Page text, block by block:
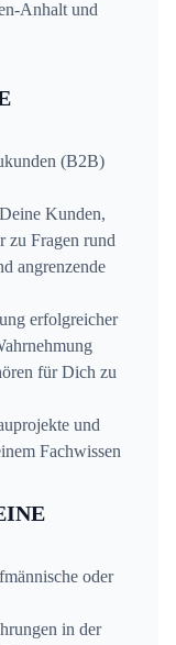
Anhalt und
(B2B)
Kunden,
zu Fragen rund
angrenzende
erfolgreicher
für Dich zu
und
Fachwissen
oder
in der